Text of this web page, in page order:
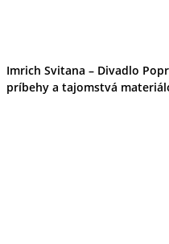
Imrich Svitana – Divadlo
príbehy a tajomstvá